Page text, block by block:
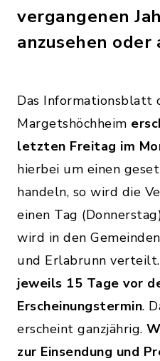
vergangenen
anzusehen oder
Das Informationsblatt
Margetshöchheim
letzten Freitag im
hierbei um einen
handeln, so wird die
einen Tag
wird in den
und Erlabrunn verteilt.
jeweils 15 Tage vor
Erscheinungstermin.
erscheint ganzjährig.
zur Einsendung und